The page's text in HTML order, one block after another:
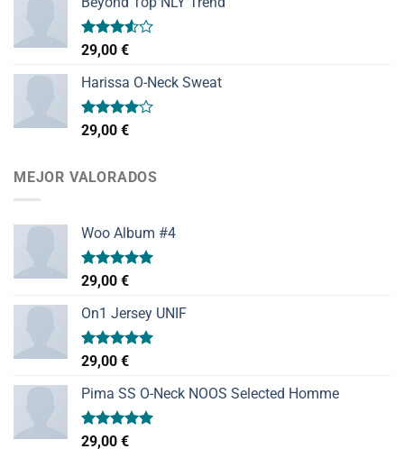
Valorado
con
3.50de
5
29,00 €
Harissa O-Neck Sweat
Valorado
con
29,00 €
MEJOR VALORADOS
Woo Album #4
Valorado
con
de 5
29,00 €
On1 Jersey UNIF
Valorado
con
de 5
29,00 €
Pima SS O-Neck NOOS Selected Homme
Valorado
29,00 €